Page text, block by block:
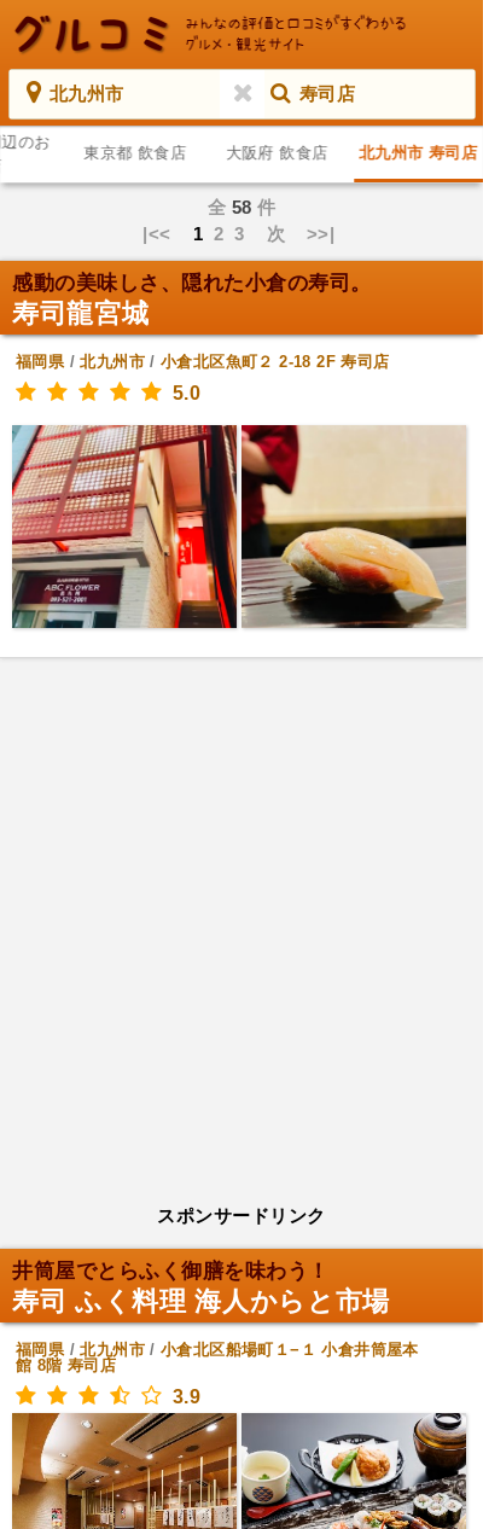
北九州市 寿司店
のお
東京都 飲食店 大阪府 飲食店 北九州市 寿司店
全 58 件
|<<
1 2 3 次 >>|
感動の美味しさ、隠れた小倉の寿司。
寿司龍宮城
福岡県/北九州市/小倉北区魚町２ 2-18 2F 寿司店
5.0
スポンサードリンク
井筒屋でとらふく御膳を味わう！
寿司 ふく料理 海人からと市場
福岡県/北九州市/小倉北区船場町１−１ 小倉井筒屋本
館 8階 寿司店
3.9